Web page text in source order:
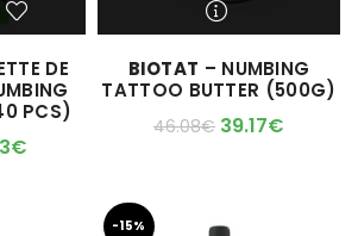
DE
PCS)
€
M'ALERTER QUAND
L'ARTICLE SERA DISPO !
BIOTAT – NUMBING
TATTOO BUTTER (500G)
46.08€ 39.17€
-15%